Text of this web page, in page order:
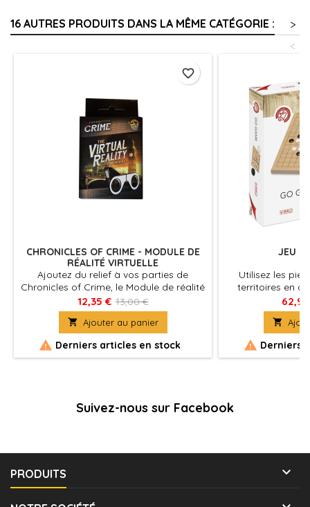
16 AUTRES PRODUITS DANS LA MÊME CATÉGORIE :
>
<
CHRONICLES OF CRIME - MODULE DE
RÉALITÉ VIRTUELLE
Ajoutez du relief à vos parties de
Chronicles of Crime, le Module de réalité
virtuelle consiste en une paire de
lunettes sur laquelle vous pouvez
attacher votre smartphone.
12,35 € 13,00 €
 Ajouter au panier
 Derniers articles en stock
favorite_border
JEU
Utilisez les
territoires en
vides
62,91

 Derniers
Suivez-nous sur Facebook
PRODUITS 